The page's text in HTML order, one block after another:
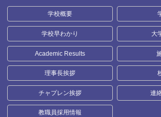
学校概要
学校早わかり 大
Academic Results
理事長挨拶
チャプレン挨拶 連
教職員採用情報